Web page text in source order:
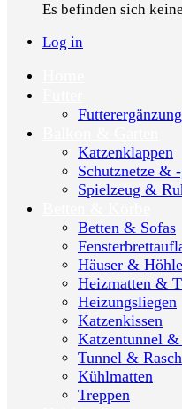
Es befinden sich
Log in
Katzenklappen
Schutznetze &
Spielzeug &
Betten & Sofas
Häuser &
Heizmatten &
Heizungsliegen
Katzenkissen
Katzentunnel &
Tunnel &
Kühlmatten
Treppen